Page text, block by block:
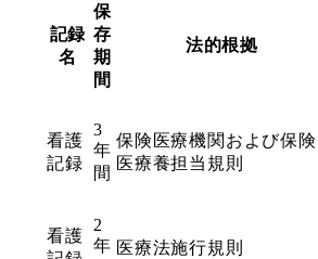
記録
名
保
存
期
間
法的根拠
看護
記録
3
年
間
保険医療機関および保険
医療養担当規則
看護
2
年 医療法施行規則